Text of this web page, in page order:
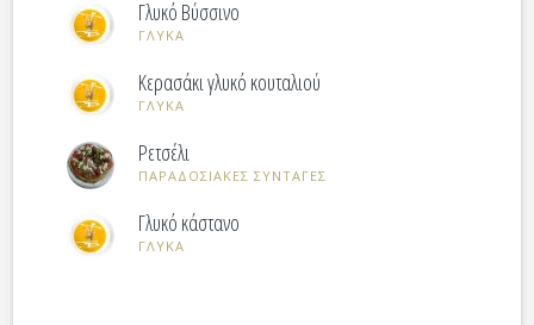
Γλυκό Βύσσινο
ΓΛΥΚΑ
Κερασάκι γλυκό κουταλιού
ΓΛΥΚΑ
Ρετσέλι
ΠΑΡΑΔΟΣΙΑΚΕΣ ΣΥΝΤΑΓΕΣ
Γλυκό κάστανο
ΓΛΥΚΑ